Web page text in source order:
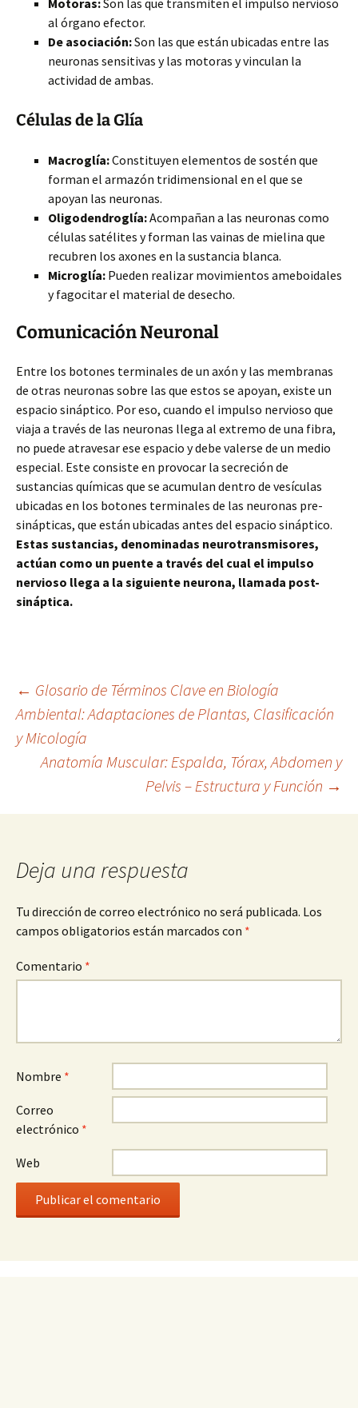
Motoras:Son las que transmiten el impulso nervioso
al órgano efector.
De asociación:Son las que están ubicadas entre las
neuronas sensitivas y las motoras y vinculan la
actividad de ambas.
Células de la Glía
Macroglía:Constituyen elementos de sostén que
forman el armazón tridimensional en el que se
apoyan las neuronas.
Oligodendroglía:Acompañan a las neuronas como
células satélites y forman las vainas de mielina que
recubren los axones en la sustancia blanca.
Microglía: Pueden realizar movimientos ameboidales
y fagocitar el material de desecho.
Comunicación Neuronal
Entre los botones terminales de un axón y las membranas
de otras neuronas sobre las que estos se apoyan, existe un
espacio sináptico. Por eso, cuando el impulso nervioso que
viaja a través de las neuronas llega al extremo de una fibra,
no puede atravesar ese espacio y debe valerse de un medio
especial. Este consiste en provocar la secreción de
sustancias químicas que se acumulan dentro de vesículas
ubicadas en los botones terminales de las neuronas pre-
sinápticas, que están ubicadas antes del espacio sináptico.
Estas sustancias, denominadas neurotransmisores,
actúan como un puente a través del cual el impulso
nervioso llega a la siguiente neurona, llamada post-
sináptica.
Navegación
de
entradas
← Glosario de Términos Clave en Biología
Ambiental: Adaptaciones de Plantas, Clasificación
y Micología
Anatomía Muscular: Espalda, Tórax, Abdomen y
Pelvis – Estructura y Función →
Deja una respuesta
Tu dirección de correo electrónico no será publicada. Los
campos obligatorios están marcados con *
Comentario *
Nombre *
Correo
electrónico *
Web